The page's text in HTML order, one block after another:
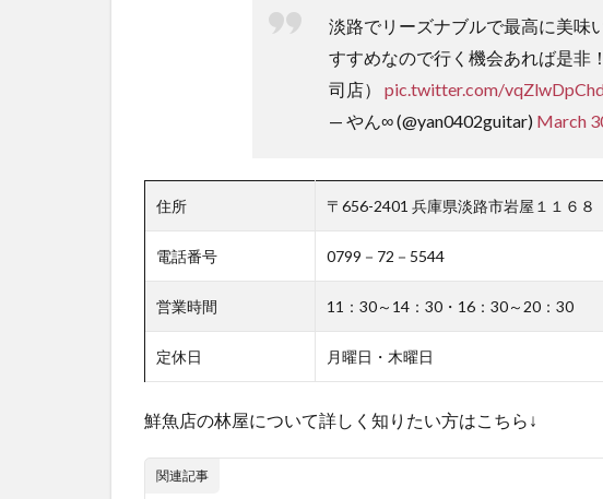
淡路でリーズナブルで最高に美味
すすめなので行く機会あれば是非
司店） pic.twitter.com/
— やん∞ (@yan0402guitar) March
住所 〒656-2401 兵庫県淡路市岩屋１１６８
電話番号 0799－72－5544
営業時間 11：30～14：30・16：30～20：30
定休日 月曜日・木曜日
鮮魚店の林屋について詳しく知りたい方はこちら↓
関連記事